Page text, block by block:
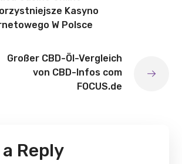
Kasyno
W Polsce
Großer CBD-Öl-Vergleich
von CBD-Infos com
FOCUS.de
Reply